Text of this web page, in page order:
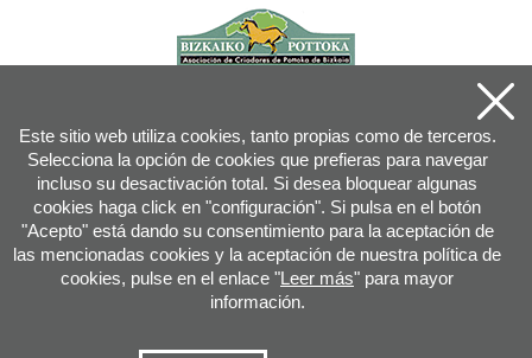
info@pottoka.info
Este sitio web utiliza cookies, tanto propias como de terceros.
Selecciona la opción de cookies que prefieras para navegar
incluso su desactivación total. Si desea bloquear algunas
cookies haga click en "configuración". Si pulsa en el botón
"Acepto" está dando su consentimiento para la aceptación de
las mencionadas cookies y la aceptación de nuestra política de
cookies, pulse en el enlace "Leer más" para mayor
información.